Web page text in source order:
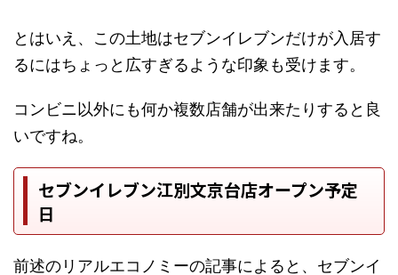
とはいえ、この土地はセブンイレブンだけが入居す
るにはちょっと広すぎるような印象も受けます。
コンビニ以外にも何か複数店舗が出来たりすると良
いですね。
セブンイレブン江別文京台店オープン予定
日
前述のリアルエコノミーの記事によると、セブンイ